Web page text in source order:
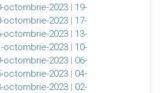
octombrie-2023 | 19-
octombrie-2023 | 17-
octombrie-2023 | 13-
octombrie-2023 | 10-
octombrie-2023 | 06-
octombrie-2023 | 04-
octombrie-2023 | 02-